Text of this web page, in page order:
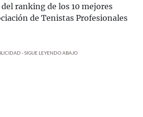
ranking de los 10 mejores
de Tenistas Profesionales
- SIGUE LEYENDO ABAJO